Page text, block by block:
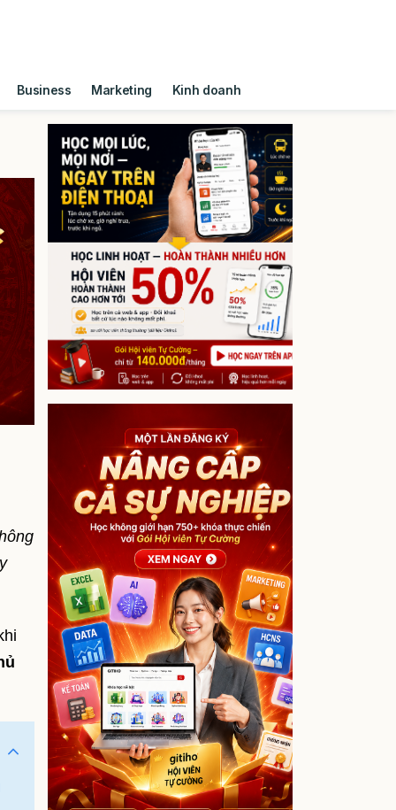
Business Marketing Kinh doanh